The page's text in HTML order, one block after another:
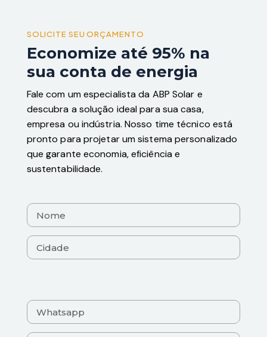
SOLICITE SEU ORÇAMENTO
Economize até 95% na
sua conta de energia
Fale com um especialista da ABP Solar e
descubra a solução ideal para sua casa,
empresa ou indústria. Nosso time técnico está
pronto para projetar um sistema personalizado
que garante economia, eficiência e
sustentabilidade.